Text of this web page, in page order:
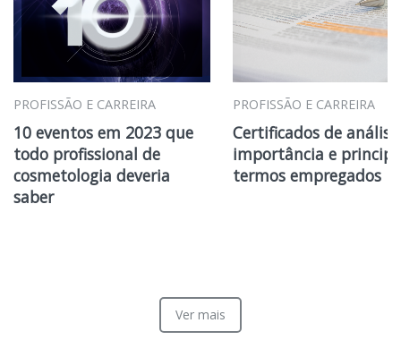
PROFISSÃO E CARREIRA
10 eventos em 2023 que
todo profissional de
cosmetologia deveria
saber
PROFISSÃO E CARREIRA
Certificados de análise:
importância e
termos empregados
Ver mais